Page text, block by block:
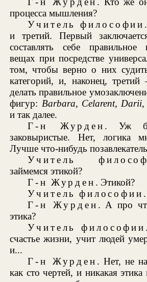
процесса мышления?
Учитель философии
и третий. Первый
составлять себе правильное
вещах при посредстве
том, чтобы верно о них
категорий, и, наконец,
делать правильное
фигур: Barbara, Celarent,
и так далее.
Г-н Журден . Уж
заковыристые. Нет, логика
Лучше что-нибудь
Учитель
займемся этикой?
Г-н Журден . Этикой?
Учитель философии
Г-н Журден . А про
этика?
Учитель философии
счастье жизни, учит людей
и...
Г-н Журден . Нет, не
как сто чертей, и никакая